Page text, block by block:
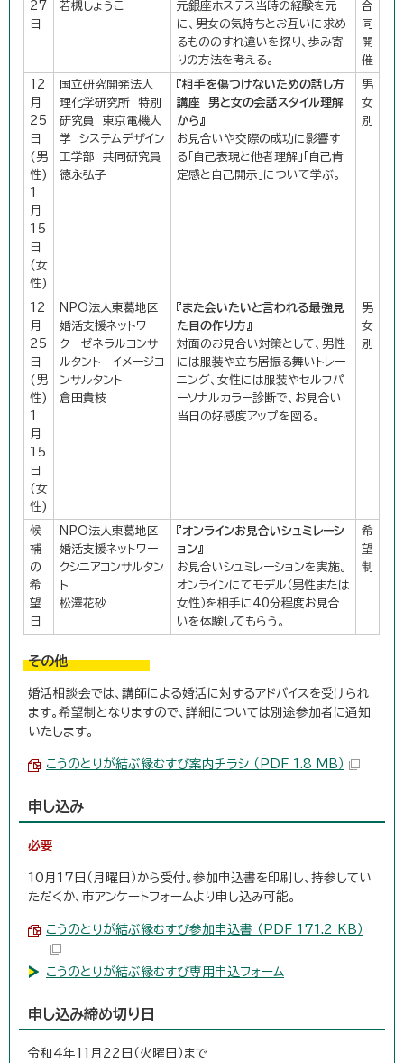
27
日
若槻しょうこ
元銀座ホステス当時の経験を元
に、男女の気持ちとお互いに求め
るもののすれ違いを探り、歩み寄
りの方法を考える。
合
同
開
催
12
月
25
日
(男
性)
1
月
15
日
(女
性)
国立研究開発法人
理化学研究所 特別
研究員 東京電機大
学 システムデザイン
工学部 共同研究員
徳永弘子
『相手を傷つけないための話し方
講座 男と女の会話スタイル理解
から』
お見合いや交際の成功に影響す
る「自己表現と他者理解」「自己肯
定感と自己開示」について学ぶ。
男
女
別
12
月
25
日
(男
性)
1
月
15
日
(女
性)
NPO法人東葛地区
婚活支援ネットワー
ク ゼネラルコンサ
ルタント イメージコ
ンサルタント
倉田貴枝
『また会いたいと言われる最強見
た目の作り方』
対面のお見合い対策として、男性
には服装や立ち居振る舞いトレー
ニング、女性には服装やセルフパ
ーソナルカラー診断で、お見合い
当日の好感度アップを図る。
男
女
別
候
補
の
希
望
日
NPO法人東葛地区
婚活支援ネットワー
クシニアコンサルタン
ト
松澤花砂
『オンラインお見合いシュミレーシ
ョン』
お見合いシュミレーションを実施。
オンラインにてモデル（男性または
女性）を相手に40分程度お見合
いを体験してもらう。
希
望
制
その他
婚活相談会では、講師による婚活に対するアドバイスを受けられ
ます。希望制となりますので、詳細については別途参加者に通知
いたします。
こうのとりが結ぶ縁むすび案内チラシ （PDF 1.8 MB）
申し込み
必要
10月17日（月曜日）から受付。参加申込書を印刷し、持参してい
ただくか、市アンケートフォームより申し込み可能。
こうのとりが結ぶ縁むすび参加申込書 （PDF 171.2 KB）
こうのとりが結ぶ縁むすび専用申込フォーム
申し込み締め切り日
令和4年11月22日（火曜日）まで